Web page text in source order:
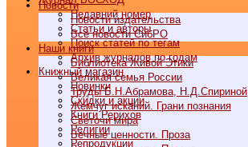
Недавний номер
Статьи и авторы
Поиск статей по тегам
Архив журналов по годам
Книжный магазин
Новинки
Скидки и акции
Книги Рерихов
Религии
Репродукции
Новости
Новости издательства
Все новости СибРО
Наши книги
Библиотека Живой Этики
Великая семья России
Труды Б.Н.Абрамова, Н.Д.Спириной
Жемчуг исканий. Грани познания
Светочи мира
Вечные ценности. Проза